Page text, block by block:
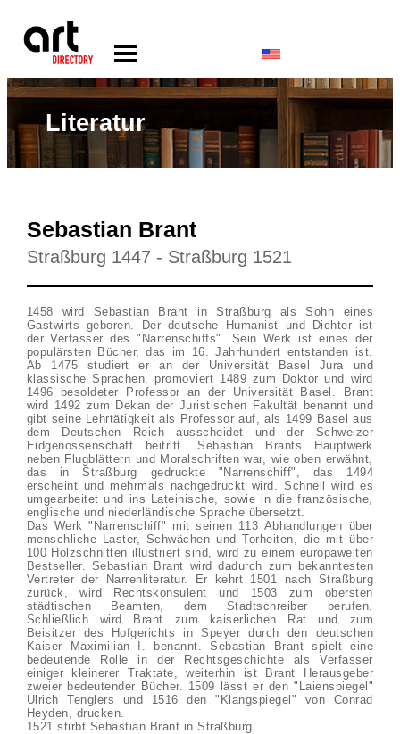
Literatur
Sebastian Brant
Straßburg 1447 - Straßburg 1521
1458 wird Sebastian Brant in Straßburg als Sohn eines
Gastwirts geboren. Der deutsche Humanist und Dichter ist
der Verfasser des "Narrenschiffs". Sein Werk ist eines der
populärsten Bücher, das im 16. Jahrhundert entstanden ist.
Ab 1475 studiert er an der Universität Basel Jura und
klassische Sprachen, promoviert 1489 zum Doktor und wird
1496 besoldeter Professor an der Universität Basel. Brant
wird 1492 zum Dekan der Juristischen Fakultät benannt und
gibt seine Lehrtätigkeit als Professor auf, als 1499 Basel aus
dem Deutschen Reich ausscheidet und der Schweizer
Eidgenossenschaft beitritt. Sebastian Brants Hauptwerk
neben Flugblättern und Moralschriften war, wie oben erwähnt,
das in Straßburg gedruckte "Narrenschiff", das 1494
erscheint und mehrmals nachgedruckt wird. Schnell wird es
umgearbeitet und ins Lateinische, sowie in die französische,
englische und niederländische Sprache übersetzt.
Das Werk "Narrenschiff" mit seinen 113 Abhandlungen über
menschliche Laster, Schwächen und Torheiten, die mit über
100 Holzschnitten illustriert sind, wird zu einem europaweiten
Bestseller. Sebastian Brant wird dadurch zum bekanntesten
Vertreter der Narrenliteratur. Er kehrt 1501 nach Straßburg
zurück, wird Rechtskonsulent und 1503 zum obersten
städtischen Beamten, dem Stadtschreiber berufen.
Schließlich wird Brant zum kaiserlichen Rat und zum
Beisitzer des Hofgerichts in Speyer durch den deutschen
Kaiser Maximilian I. benannt. Sebastian Brant spielt eine
bedeutende Rolle in der Rechtsgeschichte als Verfasser
einiger kleinerer Traktate, weiterhin ist Brant Herausgeber
zweier bedeutender Bücher. 1509 lässt er den "Laienspiegel"
Ulrich Tenglers und 1516 den "Klangspiegel" von Conrad
Heyden, drucken.
1521 stirbt Sebastian Brant in Straßburg.